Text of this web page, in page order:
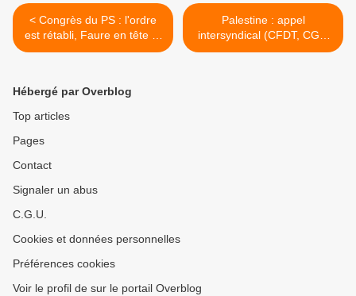
< Congrès du PS : l'ordre
est rétabli, Faure en tête et
union des trois textes
Palestine : appel
intersyndical (CFDT, CGT,
Unsa, Solidaires et FSU) >
Hébergé par Overblog
Top articles
Pages
Contact
Signaler un abus
C.G.U.
Cookies et données personnelles
Préférences cookies
Voir le profil de sur le portail Overblog